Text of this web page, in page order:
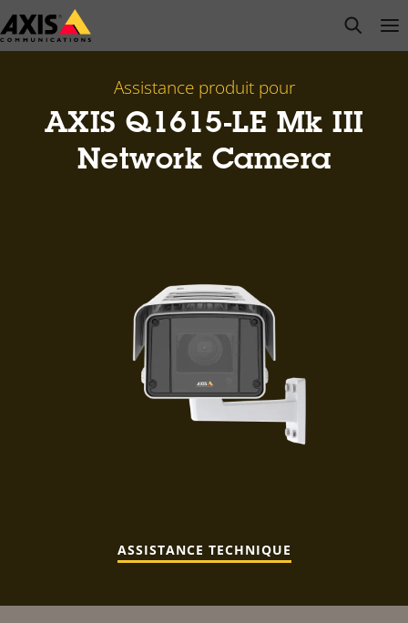
Passer
au
open
Assistance produit pour
AXIS Q1615-LE Mk III
Network Camera
ASSISTANCE TECHNIQUE